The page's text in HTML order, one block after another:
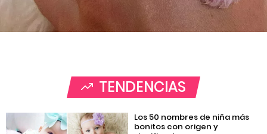
TENDENCIAS
Los 50 nombres de niña más
bonitos con origen y